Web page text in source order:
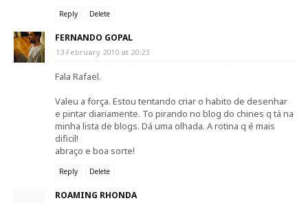
Reply Delete
FERNANDO GOPAL
13 February 2010 at 20:23
Fala Rafael.
Valeu a força. Estou tentando criar o habito de desenhar
e pintar diariamente. To pirando no blog do chines q tá na
minha lista de blogs. Dá uma olhada. A rotina q é mais
dificil!
abraço e boa sorte!
Reply Delete
ROAMING RHONDA